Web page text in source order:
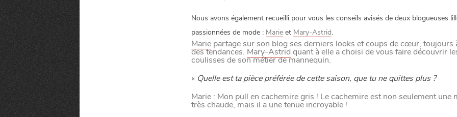
M
A
N
G
E
R
C
O
M
M
E
U
N
H
T
I
M
SORTIR LA NUIT
SE DIVERTIR
Nous avons également recueilli pour vous les conseils avisés de deux blogueuses
passionnées de mode : Marieet Mary-Astrid.
Mariepartage sur son blog ses derniers looks et coups de cœur, toujours
des tendances. Mary-Astrid quant à elle a choisi de vous faire découvrir
coulisses de son métier de mannequin.
« Quelle est ta pièce préférée de cette saison, que tu ne quittes plus ?
Marie : Mon pull en cachemire gris ! Le cachemire est non seulement une
très chaude, mais il a une tenue incroyable !